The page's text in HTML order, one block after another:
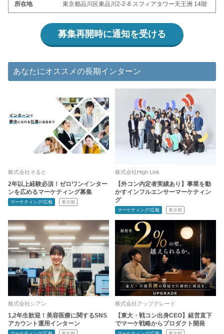
所在地 東京都品川区東品川2-2-8 スフィアタワー天王洲 14階
募集再開時に通知を受ける
あなたにオススメの長期インターン
株式会社そると
2年以上経験必須！ゼロワンインター
ンを広めるマーケティング募集
マーケティング/広報 東京都
株式会社High Link
【外コン内定者実績あり】事業を動
かすインフルエンサーマーケティン
グ
マーケティング/広報 東京都
株式会社シアン
1,2年生歓迎！美容医療に関するSNS
アカウント運用インターン
株式会社アップグレード
【東大・戦コン出身CEO】経営直下
でマーケ戦略からプロダクト開発